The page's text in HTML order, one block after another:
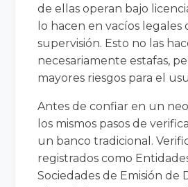
de ellas operan bajo
lo hacen en vacíos legales
supervisión. Esto no las
necesariamente estafas,
mayores riesgos para el
Antes de confiar en un
los mismos pasos de
un banco tradicional.
registrados como
Sociedades de Emisión de